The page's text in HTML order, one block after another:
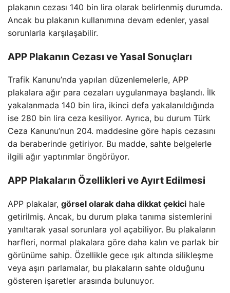
plakanın cezası 140 bin lira olarak belirlenmiş durumda.
Ancak bu plakanın kullanımına devam edenler, yasal
sorunlarla karşılaşabilir.
APP Plakanın Cezası ve Yasal Sonuçları
Trafik Kanunu’nda yapılan düzenlemelerle, APP
plakalara ağır para cezaları uygulanmaya başlandı. İlk
yakalanmada 140 bin lira, ikinci defa yakalanıldığında
ise 280 bin lira ceza kesiliyor. Ayrıca, bu durum Türk
Ceza Kanunu’nun 204. maddesine göre hapis cezasını
da beraberinde getiriyor. Bu madde, sahte belgelerle
ilgili ağır yaptırımlar öngörüyor.
APP Plakaların Özellikleri ve Ayırt Edilmesi
APP plakalar, görsel olarak daha dikkat çekici hale
getirilmiş. Ancak, bu durum plaka tanıma sistemlerini
yanıltarak yasal sorunlara yol açabiliyor. Bu plakaların
harfleri, normal plakalara göre daha kalın ve parlak bir
görünüme sahip. Özellikle gece ışık altında silikleşme
veya aşırı parlamalar, bu plakaların sahte olduğunu
gösteren işaretler arasında bulunuyor.